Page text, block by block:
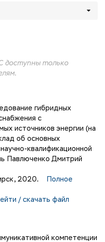
доступны только
гибридных
с
источников энергии (на
об основных
квалификационной
Павлюченко Дмитрий
2020.
Полное
/ скачать файл
компетенции